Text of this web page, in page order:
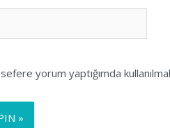
yorum yaptığımda